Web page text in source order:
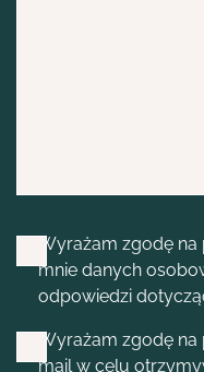
Wyrażam zgodę
mnie danych
odpowiedzi
Wyrażam zgodę
mail w celu